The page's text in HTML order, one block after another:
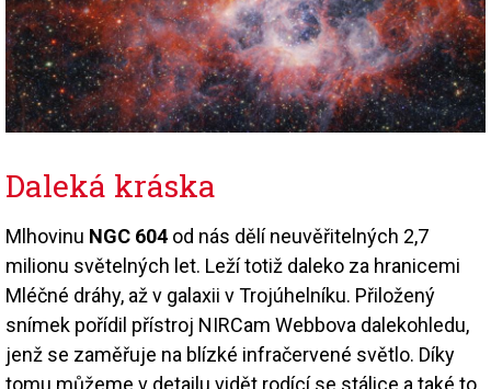
Daleká kráska
Mlhovinu NGC 604 od nás dělí neuvěřitelných 2,7
milionu světelných let. Leží totiž daleko za hranicemi
Mléčné dráhy, až v galaxii v Trojúhelníku. Přiložený
snímek pořídil přístroj NIRCam Webbova dalekohledu,
jenž se zaměřuje na blízké infračervené světlo. Díky
tomu můžeme v detailu vidět rodící se stálice a také to,